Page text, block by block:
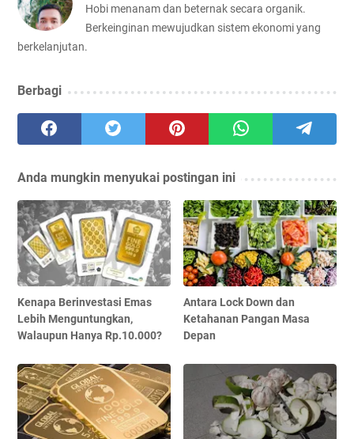
Hobi menanam dan beternak secara organik.
Berkeinginan mewujudkan sistem ekonomi yang
berkelanjutan.
Berbagi
Anda mungkin menyukai postingan ini
Kenapa Berinvestasi Emas
Lebih Menguntungkan,
Walaupun Hanya Rp.10.000?
Antara Lock Down dan
Ketahanan Pangan Masa
Depan